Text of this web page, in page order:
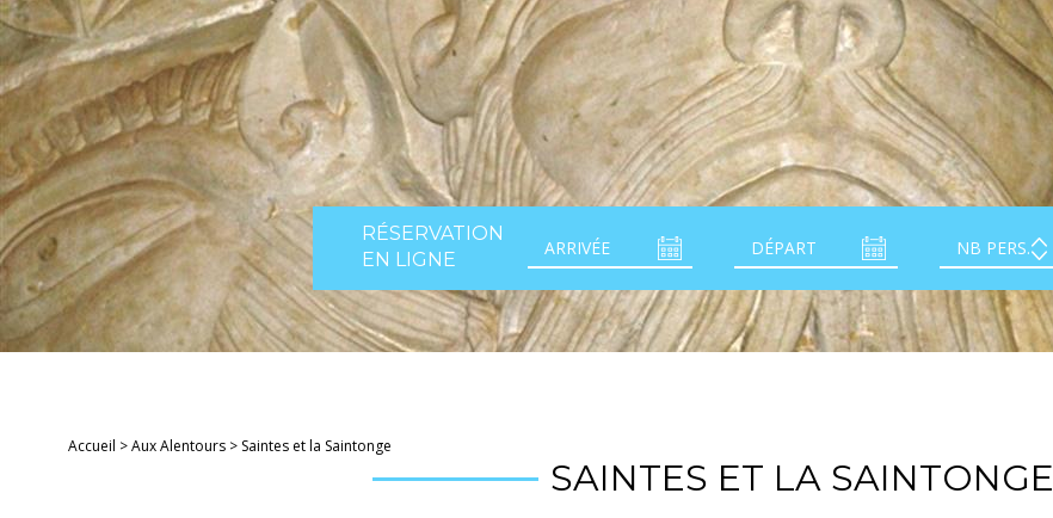
RÉSERVATION
EN LIGNE
Accueil >Aux Alentours > Saintes et la Saintonge
SAINTES ET LA SAINTONGE